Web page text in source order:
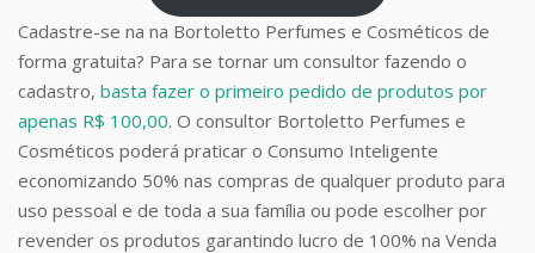
Cadastre-se na na Bortoletto Perfumes e Cosméticos de
forma gratuita? Para se tornar um consultor fazendo o
cadastro, basta fazer o primeiro pedido de produtos por
apenas R$ 100,00. O consultor Bortoletto Perfumes e
Cosméticos poderá praticar o Consumo Inteligente
economizando 50% nas compras de qualquer produto para
uso pessoal e de toda a sua família ou pode escolher por
revender os produtos garantindo lucro de 100% na Venda